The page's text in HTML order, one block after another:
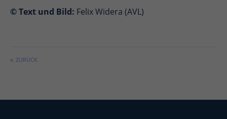
© Text und Bild: Felix Widera (AVL)
ZURÜCK